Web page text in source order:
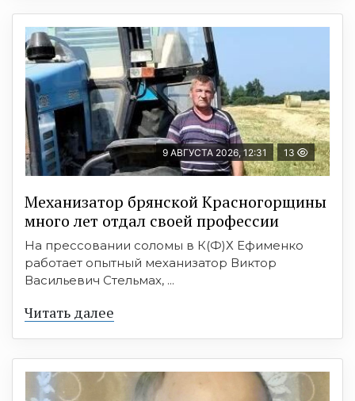
9 АВГУСТА 2026, 12:31 13
Механизатор брянской Красногорщины
много лет отдал своей профессии
На прессовании соломы в К(Ф)Х Ефименко
работает опытный механизатор Виктор
Васильевич Стельмах, ...
Читать далее